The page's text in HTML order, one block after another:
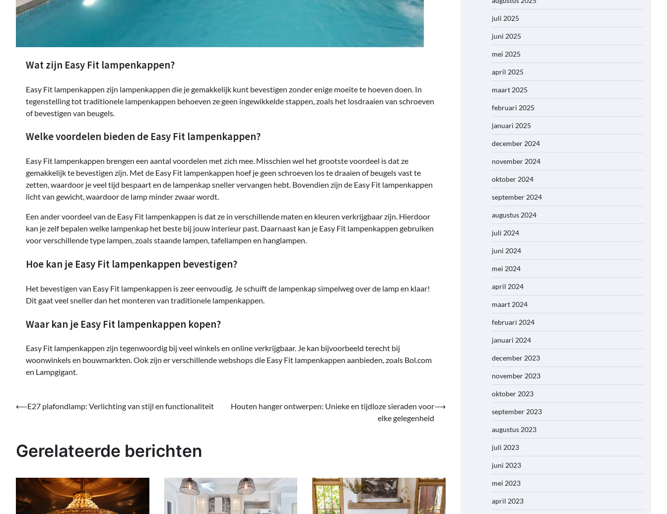
Wat zijn Easy Fit lampenkappen?
Easy Fit lampenkappen zijn lampenkappen die je gemakkelijk kunt bevestigen zonder enige moeite te hoeven doen. In
tegenstelling tot traditionele lampenkappen behoeven ze geen ingewikkelde stappen, zoals het losdraaien van schroeven
of bevestigen van beugels.
Welke voordelen bieden de Easy Fit lampenkappen?
Easy Fit lampenkappen brengen een aantal voordelen met zich mee. Misschien wel het grootste voordeel is dat ze
gemakkelijk te bevestigen zijn. Met de Easy Fit lampenkappen hoef je geen schroeven los te draaien of beugels vast te
zetten, waardoor je veel tijd bespaart en de lampenkap sneller vervangen hebt. Bovendien zijn de Easy Fit lampenkappen
licht van gewicht, waardoor de lamp minder zwaar wordt.
Een ander voordeel van de Easy Fit lampenkappen is dat ze in verschillende maten en kleuren verkrijgbaar zijn. Hierdoor
kan je zelf bepalen welke lampenkap het beste bij jouw interieur past. Daarnaast kan je Easy Fit lampenkappen gebruiken
voor verschillende type lampen, zoals staande lampen, tafellampen en hanglampen.
Hoe kan je Easy Fit lampenkappen bevestigen?
Het bevestigen van Easy Fit lampenkappen is zeer eenvoudig. Je schuift de lampenkap simpelweg over de lamp en klaar!
Dit gaat veel sneller dan het monteren van traditionele lampenkappen.
Waar kan je Easy Fit lampenkappen kopen?
Easy Fit lampenkappen zijn tegenwoordig bij veel winkels en online verkrijgbaar. Je kan bijvoorbeeld terecht bij
woonwinkels en bouwmarkten. Ook zijn er verschillende webshops die Easy Fit lampenkappen aanbieden, zoals Bol.com
en Lampgigant.
Bericht
⟵E27 plafondlamp: Verlichting van stijl en functionaliteit
Houten hanger ontwerpen: Unieke en tijdloze sieraden voor
elke gelegenheid
⟶
Gerelateerde berichten
juli 2025
juni 2025
mei 2025
april 2025
maart 2025
februari 2025
januari 2025
december 2024
november 2024
oktober 2024
september 2024
augustus 2024
juli 2024
juni 2024
mei 2024
april 2024
maart 2024
februari 2024
januari 2024
december 2023
november 2023
oktober 2023
september 2023
augustus 2023
juli 2023
juni 2023
mei 2023
april 2023